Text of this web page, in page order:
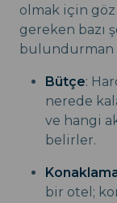
olmak için
gereken bazı
bulundurman
Bütçe:
nerede
ve hangi
belirler.
bir otel;